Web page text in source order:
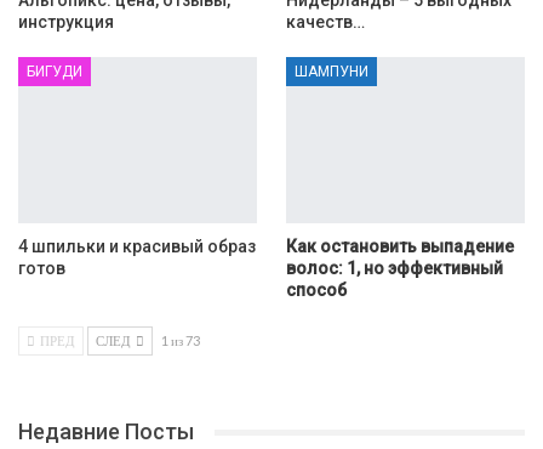
инструкция
качеств…
БИГУДИ
4 шпильки и красивый образ
готов
ШАМПУНИ
Как остановить выпадение
волос: 1, но эффективный
способ
ПРЕД СЛЕД 1 из 73
Недавние Посты